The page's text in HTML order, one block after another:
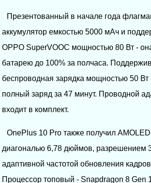
Презентованный в начале года
аккумулятор емкостью 5000 мАч и
OPPO SuperVOOC мощностью 80 Вт -
батарею до 100% за полчаса.
беспроводная зарядка мощностью 50
полный заряд за 47 минут. Проводной
входит в комплект.
OnePlus 10 Pro также получил
диагональю 6,78 дюймов, разрешением
адаптивной частотой обновления
Процессор топовый - Snapdragon 8 Gen